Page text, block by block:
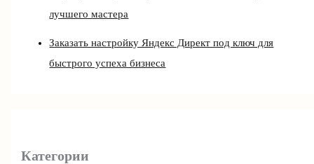
лучшего мастера
Заказать настройку Яндекс Директ под ключ для
быстрого успеха бизнеса
Категории